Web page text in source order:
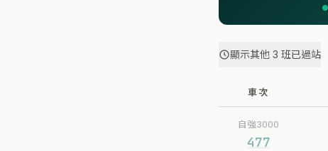
顯示其他 3 班已過站
車次
自強3000
477